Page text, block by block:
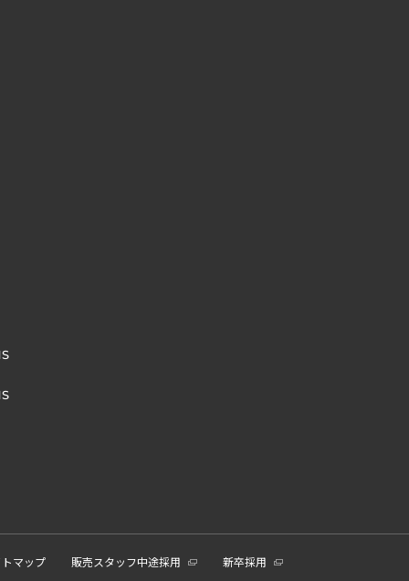
マップ 販売スタッフ中途採用 新卒採用